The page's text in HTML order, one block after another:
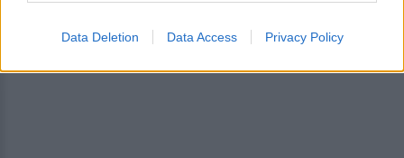
Data Deletion Data Access Privacy Policy